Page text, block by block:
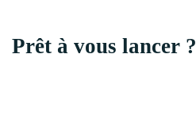
Prêt à vous lancer ?